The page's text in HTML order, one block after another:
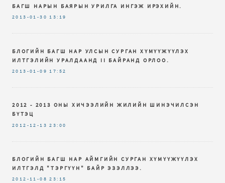
БАГШ НАРЫН БАЯРЫН УРИЛГА ИНГЭЖ ИРЭХИЙН.
2013-01-30 13:19
БЛОГИЙН БАГШ НАР УЛСЫН СУРГАН ХҮМҮҮЖҮҮЛЭХ
ИЛТГЭЛИЙН УРАЛДААНД II БАЙРАНД ОРЛОО.
2013-01-09 17:52
2012 - 2013 ОНЫ ХИЧЭЭЛИЙН ЖИЛИЙН ШИНЭЧИЛСЭН
БҮТЭЦ
2012-12-13 23:00
БЛОГИЙН БАГШ НАР АЙМГИЙН СУРГАН ХҮМҮҮЖҮҮЛЭХ
ИЛТГЭЛД "ТЭРГҮҮН" БАЙР ЭЗЭЛЛЭЭ.
2012-11-08 23:15